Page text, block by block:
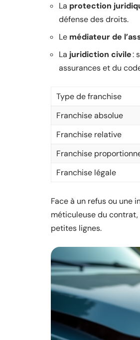
La protection
défense des droits.
Le médiateur de
La juridiction civile:
assurances et du
Type de franchise
Franchise absolue
Franchise relative
Franchise
Franchise légale
Face à un refus ou une
méticuleuse du contrat,
petites lignes.